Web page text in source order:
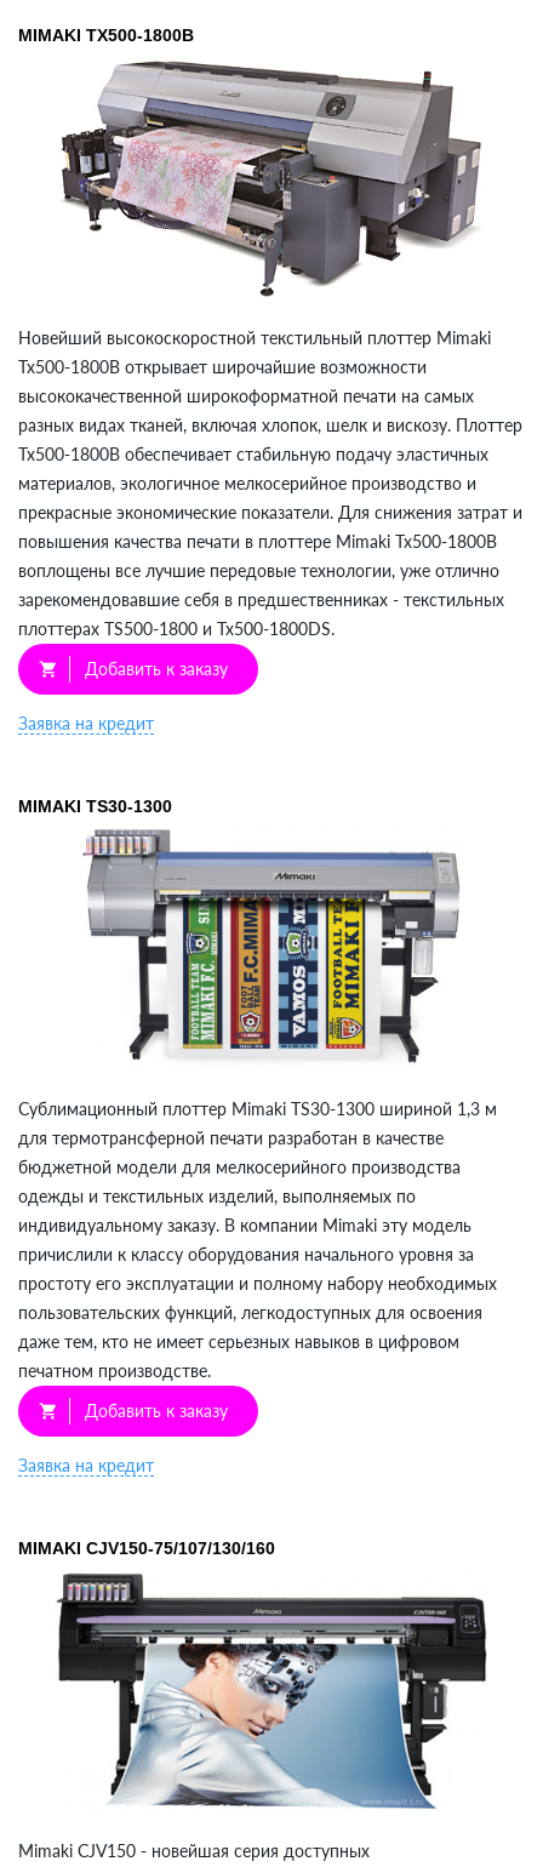
MIMAKI TX500-1800B
Новейший высокоскоростной текстильный плоттер Mimaki
Tx500-1800B открывает широчайшие возможности
высококачественной широкоформатной печати на самых
разных видах тканей, включая хлопок, шелк и вискозу. Плоттер
Tx500-1800B обеспечивает стабильную подачу эластичных
материалов, экологичное мелкосерийное производство и
прекрасные экономические показатели. Для снижения затрат и
повышения качества печати в плоттере Mimaki Tx500-1800B
воплощены все лучшие передовые технологии, уже отлично
зарекомендовавшие себя в предшественниках - текстильных
плоттерах TS500-1800 и Tx500-1800DS.
shopping_cart Добавить к заказу
Заявка на кредит
MIMAKI TS30-1300
Сублимационный плоттер Mimaki TS30-1300 шириной 1,3 м
для термотрансферной печати разработан в качестве
бюджетной модели для мелкосерийного производства
одежды и текстильных изделий, выполняемых по
индивидуальному заказу. В компании Mimaki эту модель
причислили к классу оборудования начального уровня за
простоту его эксплуатации и полному набору необходимых
пользовательских функций, легкодоступных для освоения
даже тем, кто не имеет серьезных навыков в цифровом
печатном производстве.
shopping_cart Добавить к заказу
Заявка на кредит
MIMAKI СJV150-75/107/130/160
Mimaki CJV150 - новейшая серия доступных